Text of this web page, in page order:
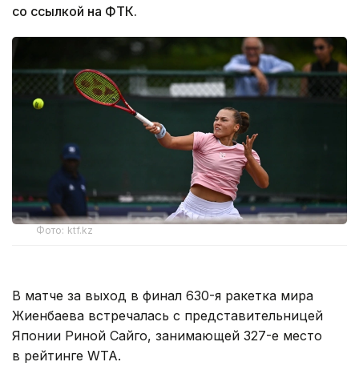
со ссылкой на ФТК.
Фото: ktf.kz
В матче за выход в финал 630-я ракетка мира
Жиенбаева встречалась с представительницей
Японии Риной Сайго, занимающей 327-е место
в рейтинге WTA.